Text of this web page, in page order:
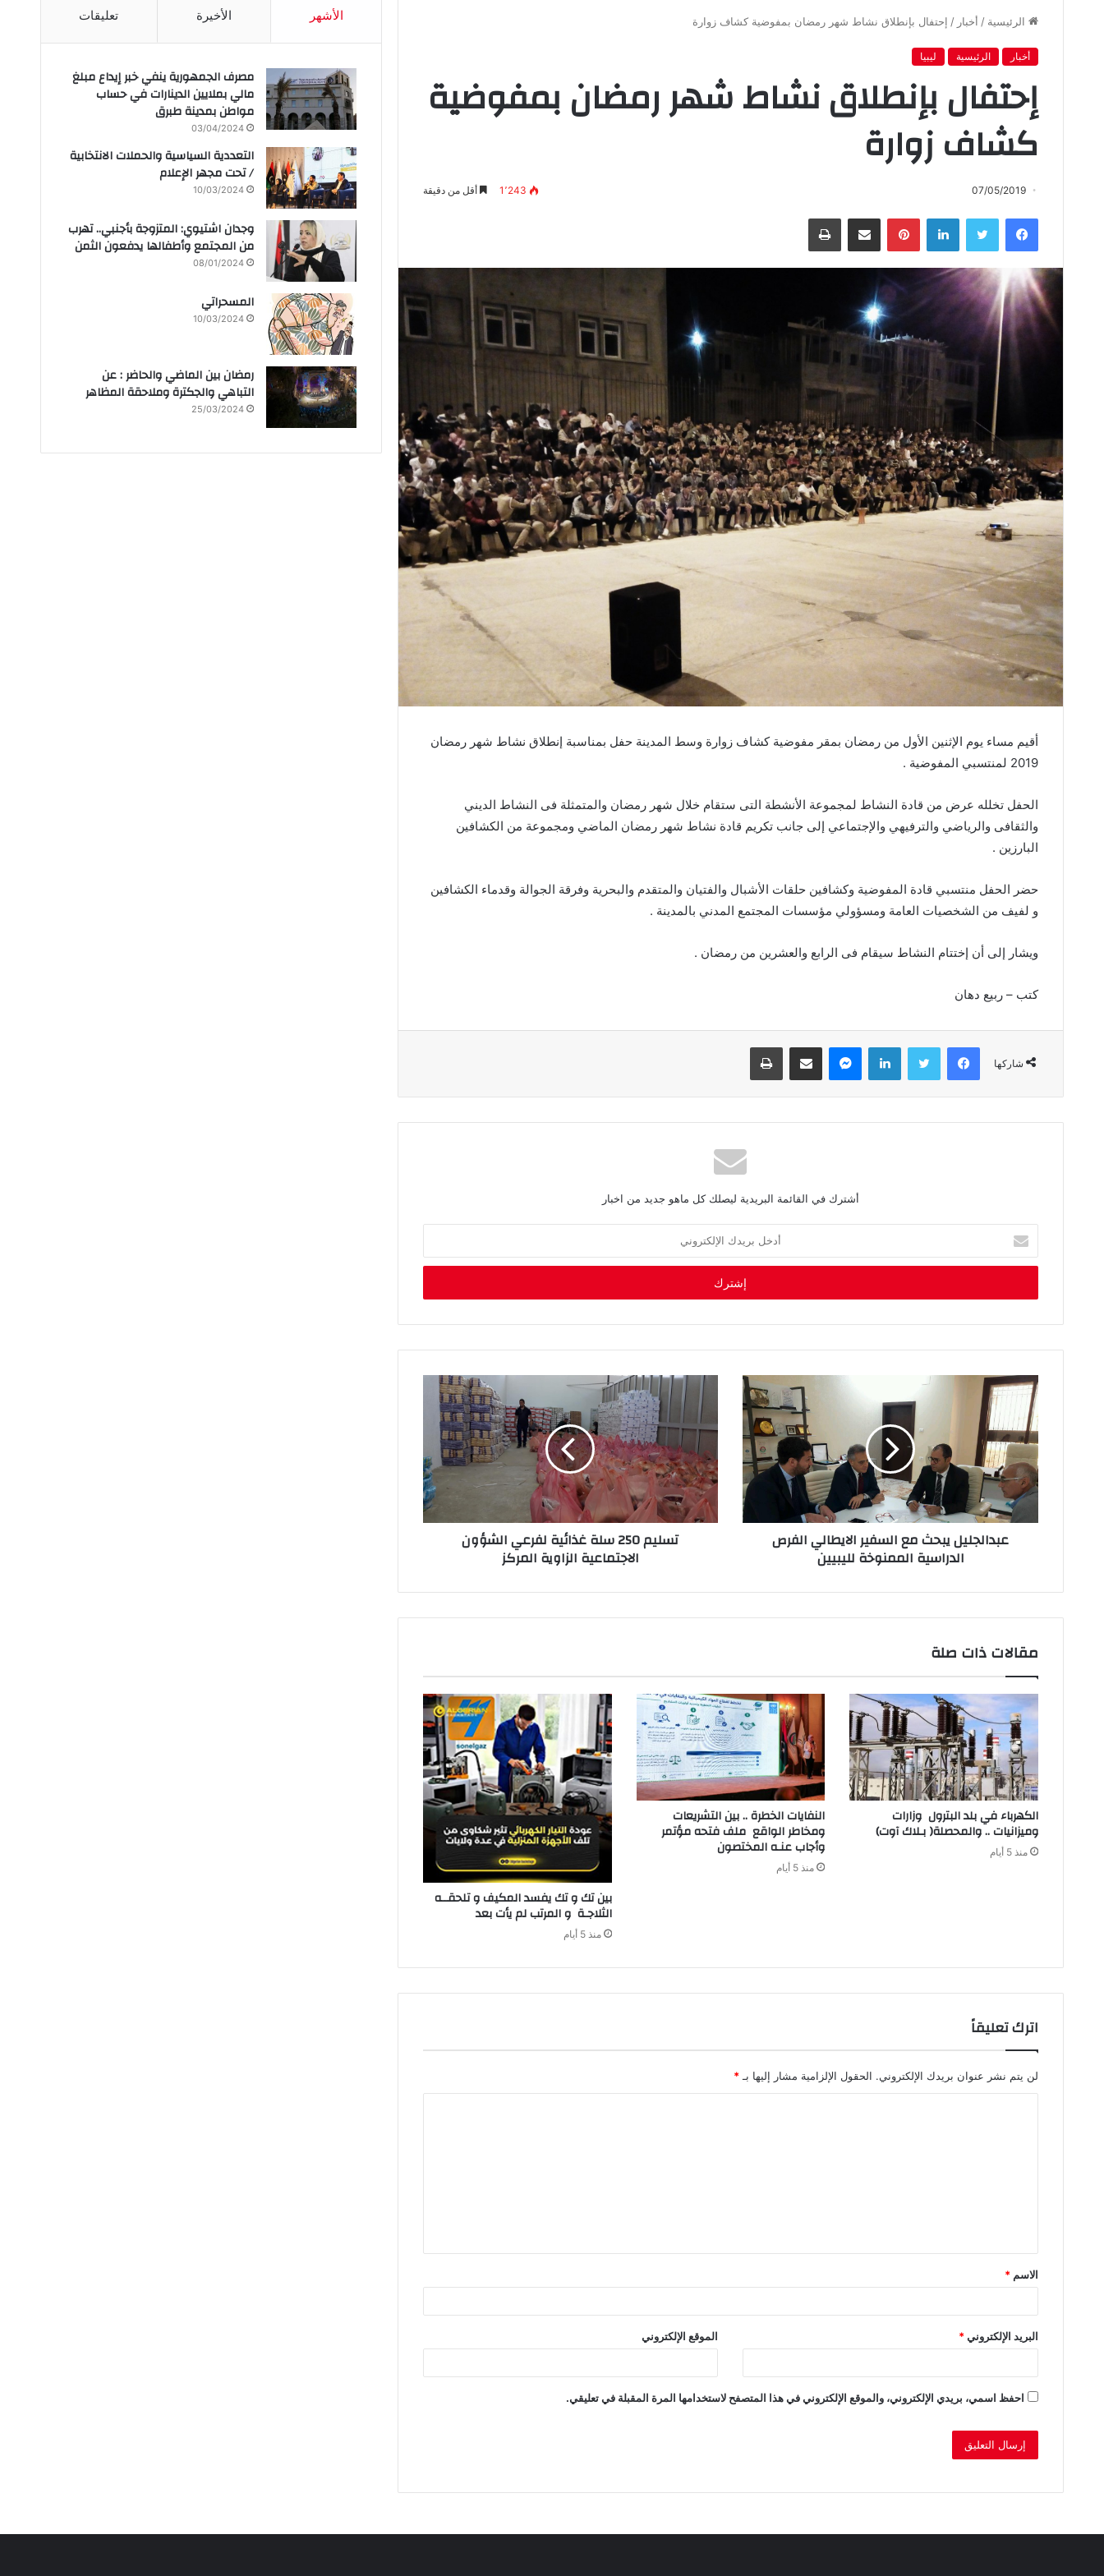
الرئيسية / أخبار / إحتفال بإنطلاق نشاط شهر رمضان بمفوضية كشاف زوارة
أخبار الرئيسية ليبيا
إحتفال بإنطلاق نشاط شهر رمضان بمفوضية
كشاف زوارة
07/05/2019 1٬243 أقل من دقيقة
فيسبوك تويتر لينكدإن بينتيريست مشاركة عبر البريد طباعة
أقيم مساء يوم الإثنين الأول من رمضان بمقر مفوضية كشاف زوارة وسط المدينة حفل بمناسبة إنطلاق نشاط شهر رمضان
2019 لمنتسبي المفوضية .
الحفل تخلله عرض من قادة النشاط لمجموعة الأنشطة التى ستقام خلال شهر رمضان والمتمثلة فى النشاط الديني
والثقافى والرياضي والترفيهي والإجتماعي إلى جانب تكريم قادة نشاط شهر رمضان الماضي ومجموعة من الكشافين
البارزين .
حضر الحفل منتسبي قادة المفوضية وكشافين حلقات الأشبال والفتيان والمتقدم والبحرية وفرقة الجوالة وقدماء الكشافين
و لفيف من الشخصيات العامة ومسؤولي مؤسسات المجتمع المدني بالمدينة .
ويشار إلى أن إختتام النشاط سيقام فى الرابع والعشرين من رمضان .
كتب – ربيع دهان
شاركها
فيسبوك تويتر لينكدإن ماسنجر مشاركة عبر البريد طباعة
أشترك في القائمة البريدية ليصلك كل ماهو جديد من اخبار
خ
ب
د
ا
ل
إ
ل
ك
ت
ر
ن
عبدالجليل يبحث مع السفير الايطالي الفرص
الدراسية الممنوخة لليبيين
تسليم 250 سلة غذائية لفرعي الشؤون
الاجتماعية الزاوية المركز
مقالات ذات صلة
الكهرباء‭ ‬في‭ ‬بلد‭ ‬البترول‭ ‬ وزارات‭
‬وميزانيات‭ .. ‬والمحصلة‭ )‬بـلاك‭ ‬آوت)
منذ 5 أيام
النفايات‭ ‬الخطرة‭ .. ‬بين‭ ‬التشريعات‭
‬ومخاطر‭ ‬الواقع ملف‭ ‬فتحه‭ ‬مؤتمر‭
‬وأجاب‭ ‬عنـه‭ ‬المختصون
منذ 5 أيام
‬الثلاجـة‭ ‬و‭ ‬المرتب‭ ‬لم‭ ‬يأت‭ ‬بعد‭ ‬
منذ 5 أيام
اترك تعليقاً
لن يتم نشر عنوان بريدك الإلكتروني. الحقول الإلزامية مشار إليها بـ *
ق
*
الاسم *
البريد الإلكتروني* الموقع الإلكتروني
احفظ اسمي، بريدي الإلكتروني، والموقع الإلكتروني في هذا المتصفح لاستخدامها المرة المقبلة في تعليقي.
الأشهر الأخيرة تعليقات
مصرف الجمهورية ينفي خبر إيداع مبلغ
مالي بملايين الدينارات في حساب
مواطن بمدينة طبرق
03/04/2024
التعددية السياسية والحملات الانتخابية
/ تحت مجهر الإعلام
10/03/2024
وجدان اشتيوي: المتزوجة بأجنبي.. تهرب
من المجتمع وأطفالها يدفعون الثمن
08/01/2024
المسحراتي
10/03/2024
رمضان بين الماضي والحاضر : عن
التباهي والجكترة وملاحقة المظاهر
25/03/2024